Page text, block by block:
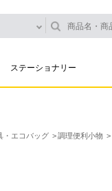
ステーショナリー
・エコバッグ 調理便利小物